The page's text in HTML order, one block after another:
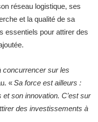
réseau logistique, ses
et la qualité de sa
essentiels pour attirer des
concurrencer sur les
«Sa force est ailleurs :
son innovation. C’est sur
des investissements à